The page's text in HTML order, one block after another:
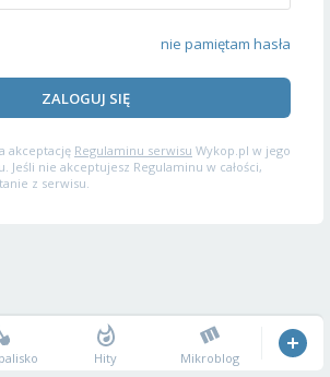
nie pamiętam hasła
ZALOGUJ SIĘ
akceptację Regulaminu serwisu Wykop.pl w jego
Jeśli nie akceptujesz Regulaminu w całości,
z serwisu.
Hity Mikroblog